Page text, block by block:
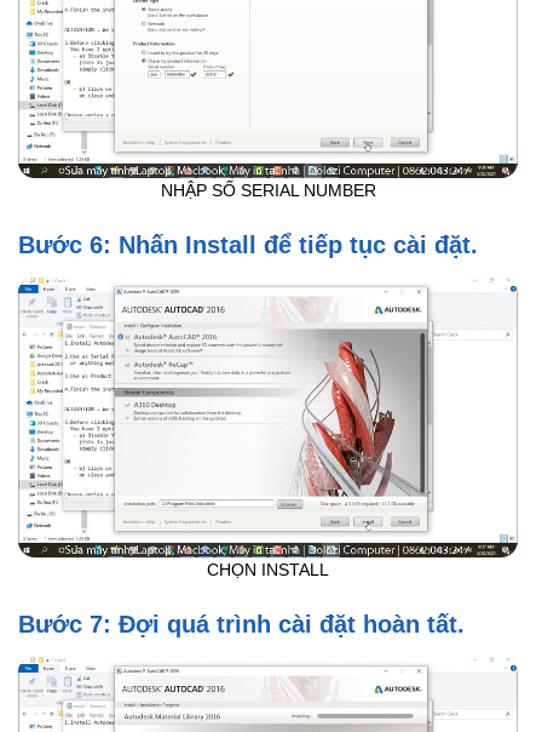
NHẬP SỐ SERIAL NUMBER
Bước 6: Nhấn Install để tiếp tục cài đặt.
CHỌN INSTALL
Bước 7: Đợi quá trình cài đặt hoàn tất.